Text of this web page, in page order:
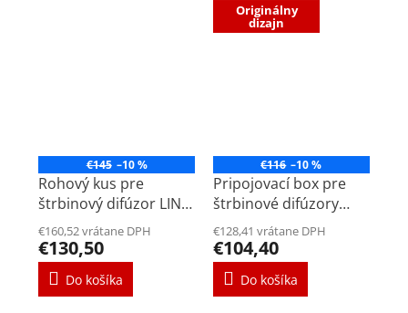
€145 –10 %
Rohový kus pre
štrbinový difúzor LINE
jednoradový
€160,52 vrátane DPH
€130,50
Do košíka
Originálny
dizajn
€116 –10 %
Pripojovací box pre
štrbinové difúzory
VENTMANN LINE
1250mm
€128,41 vrátane DPH
€104,40
Do košíka